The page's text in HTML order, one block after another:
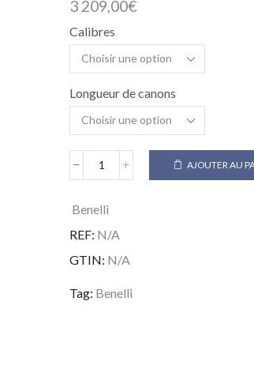
3 209,00€
Calibres
Longueur de canons
quantité
Benelli
U
AJOUTER AU
Benelli
REF: N/A
GTIN: N/A
Tag: Benelli